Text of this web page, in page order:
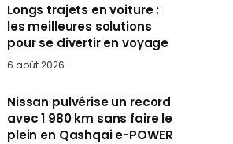
Longs trajets en voiture :
les meilleures solutions
pour se divertir en voyage
6 août 2026
Nissan pulvérise un record
avec 1 980 km sans faire le
plein en Qashqai e-POWER